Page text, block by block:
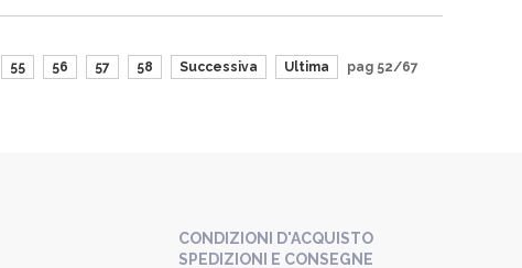
55 56 57 58 Successiva Ultima pag 52/67
CONDIZIONI D'ACQUISTO
SPEDIZIONI E CONSEGNE